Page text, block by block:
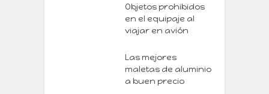
Objetos prohibidos
en el equipaje al
viajar en avión
Las mejores
maletas de aluminio
a buen precio